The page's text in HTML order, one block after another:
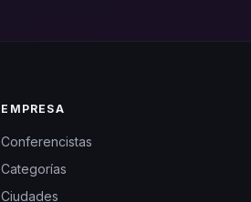
EMPRESA
Conferencistas
Categorías
Ciudades